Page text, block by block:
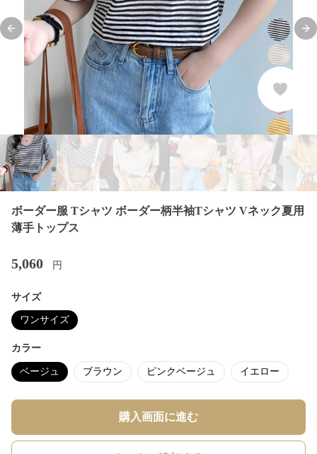
Previous slide
ボーダー服 Tシャツ ボーダー柄半袖Tシャツ Vネック夏用
薄手トップス
5,060 円
サイズ
ワンサイズ
カラー
ベージュ ブラウン ピンクベージュ イエロー
購入画面に進む